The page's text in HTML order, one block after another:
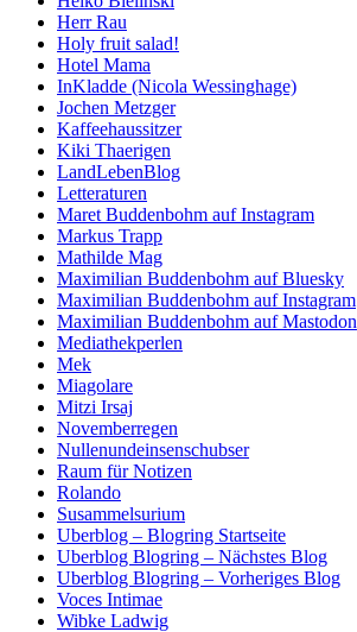
Herr Rau
Holy fruit salad!
Hotel Mama
InKladde (Nicola Wessinghage)
Jochen Metzger
Kaffeehaussitzer
Kiki Thaerigen
LandLebenBlog
Letteraturen
Maret Buddenbohm auf Instagram
Markus Trapp
Mathilde Mag
Maximilian Buddenbohm auf Bluesky
Maximilian Buddenbohm auf Instagram
Maximilian Buddenbohm auf Mastodon
Mediathekperlen
Mek
Miagolare
Mitzi Irsaj
Novemberregen
Nullenundeinsenschubser
Raum für Notizen
Rolando
Susammelsurium
Uberblog – Blogring Startseite
Uberblog Blogring – Nächstes Blog
Uberblog Blogring – Vorheriges Blog
Voces Intimae
Wibke Ladwig